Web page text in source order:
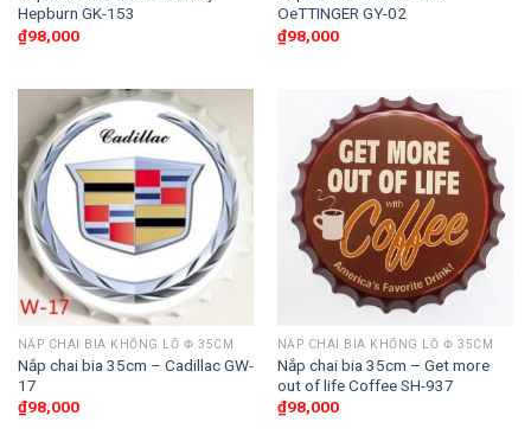
Hepburn GK-153
₫98,000
OeTTINGER GY-02
₫98,000
NẮP CHAI BIA KHỔNG LỒ Փ 35CM
Nắp chai bia 35cm – Cadillac GW-
17
₫98,000
NẮP CHAI BIA KHỔNG LỒ Փ 35CM
Nắp chai bia 35cm – Get more
out of life Coffee SH-937
₫98,000